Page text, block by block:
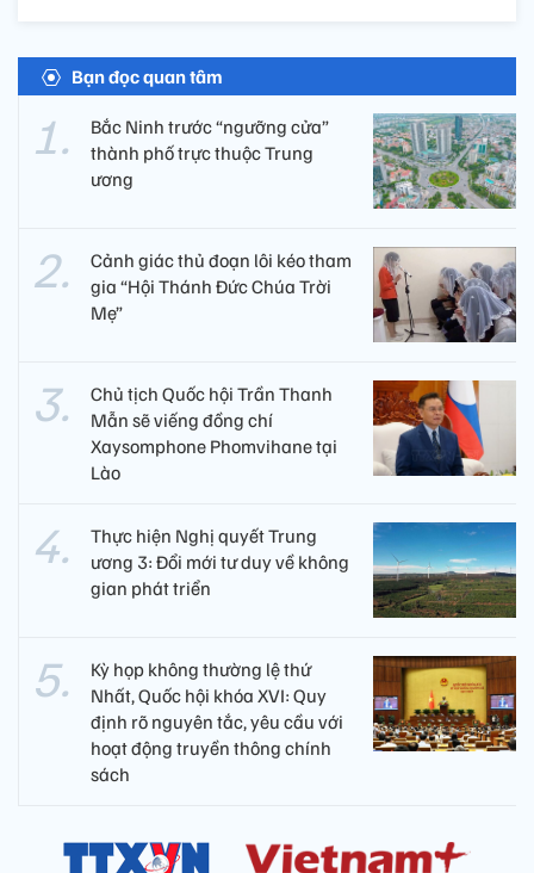
Bạn đọc quan tâm
Bắc Ninh trước “ngưỡng cửa”
thành phố trực thuộc Trung
ương
Cảnh giác thủ đoạn lôi kéo tham
gia “Hội Thánh Đức Chúa Trời
Mẹ”
Chủ tịch Quốc hội Trần Thanh
Mẫn sẽ viếng đồng chí
Xaysomphone Phomvihane tại
Lào
Thực hiện Nghị quyết Trung
ương 3: Đổi mới tư duy về không
gian phát triển
Kỳ họp không thường lệ thứ
Nhất, Quốc hội khóa XVI: Quy
định rõ nguyên tắc, yêu cầu với
hoạt động truyền thông chính
sách